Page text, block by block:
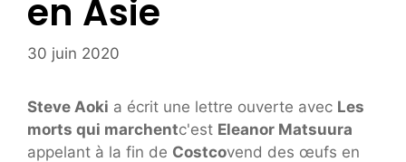
en Asie
30 juin 2020
Steve Aoki a écrit une lettre ouverte avec Les
morts qui marchentc'est Eleanor Matsuura
appelant à la fin de Costcovend des œufs en